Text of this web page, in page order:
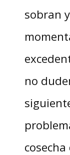
sobran
no